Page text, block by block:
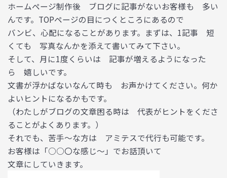
ホームページ制作後 ブログに記事がないお客様も 多い
んです。TOPページの目につくところにあるので
バンビ、心配になることがあります。まずは、1記事 短
くても 写真なんかを添えて書いてみて下さい。
そして、月に1度くらいは 記事が増えるようになった
ら 嬉しいです。
文書が浮かばないなんて時も お声かけてください。何か
よいヒントになるかもです。
（わたしがブログの文章困る時は 代表がヒントをくださ
ることがよくあります。）
それでも、苦手～な方は アミテスで代行も可能です。
お客様は「○○〇な感じ～」でお話頂いて
文章にしていきます。